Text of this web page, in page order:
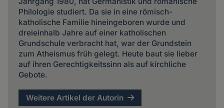
Philologie studiert. Da sie in eine römisch-
katholische Familie hineingeboren wurde und
dreieinhalb Jahre auf einer katholischen
Grundschule verbracht hat, war der Grundstein
zum Atheismus früh gelegt. Heute baut sie lieber
auf ihren Gerechtigkeitssinn als auf kirchliche
Gebote.
Weitere Artikel der Autorin